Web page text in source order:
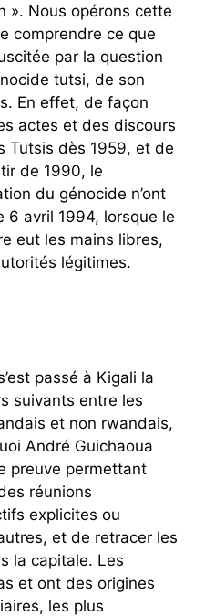
». Nous opérons cette
comprendre ce que
par la question
tutsi, de son
En effet, de façon
actes et des discours
Tutsis dès 1959, et de
de 1990, le
du génocide n’ont
6 avril 1994, lorsque le
eut les mains libres,
légitimes.
passé à Kigali la
suivants entre les
et non rwandais,
André Guichaoua
preuve permettant
réunions
explicites ou
et de retracer les
la capitale. Les
et ont des origines
les plus